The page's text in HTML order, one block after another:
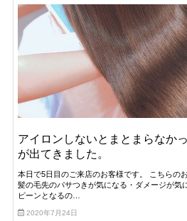
アイロンしないとまとまらなか
が出てきました。
本日で5日目のご来店のお客様です。 こちらの
髪の毛先のパサつきが気になる・ダメージが気
ピーンとなるの…
2020年7月24日